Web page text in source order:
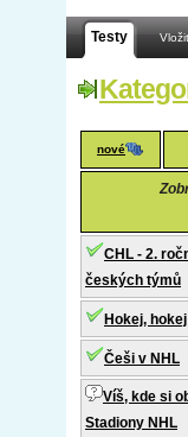
Testy
nové
CHL - 2.
českých týmů
Hokej,
Češi v NHL
Víš, kde si
Stadiony NHL